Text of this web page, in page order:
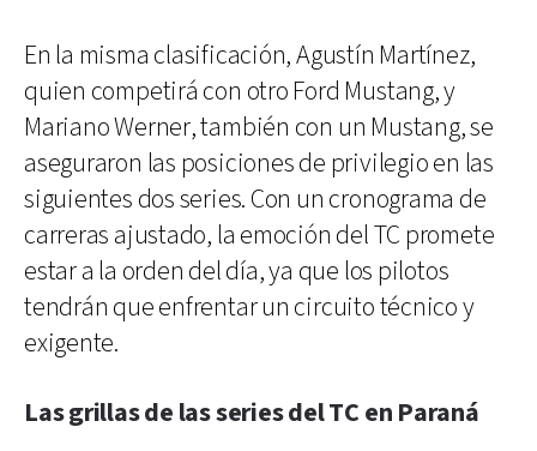
En la misma clasificación, Agustín Martínez,
quien competirá con otro Ford Mustang, y
Mariano Werner, también con un Mustang, se
aseguraron las posiciones de privilegio en las
siguientes dos series. Con un cronograma de
carreras ajustado, la emoción del TC promete
estar a la orden del día, ya que los pilotos
tendrán que enfrentar un circuito técnico y
exigente.
Las grillas de las series del TC en Paraná